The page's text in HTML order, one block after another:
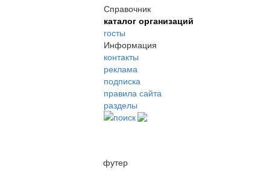
Справочник
каталог организаций
госты
Информация
контакты
реклама
подписка
правила сайта
разделы
поиск
футер